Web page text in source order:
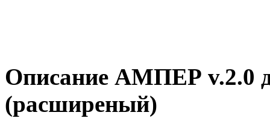
Описание АМПЕР v.2.0
(расширеный)